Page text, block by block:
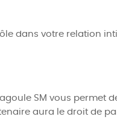
dans votre relation
SM vous permet
aura le droit de